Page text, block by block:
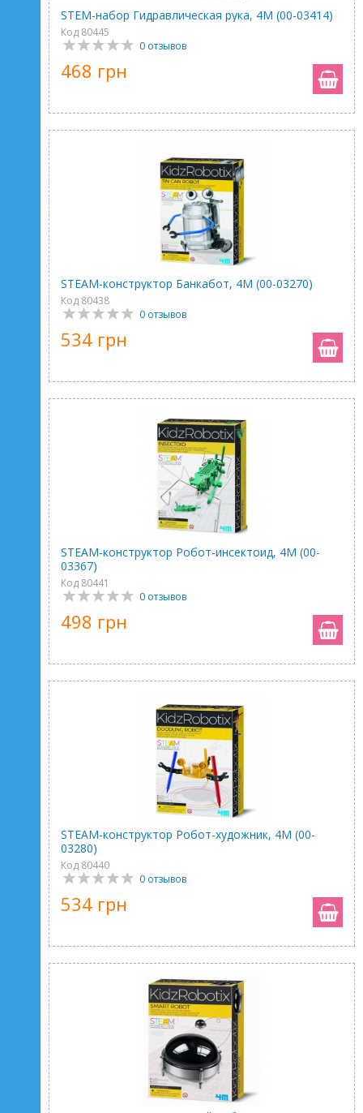
STEM-набор Гидравлическая рука, 4М (00-03414)
Код 80445
0 отзывов
468 грн
STEAM-конструктор Банкабот, 4M (00-03270)
Код 80438
0 отзывов
534 грн
STEAM-конструктор Робот-инсектоид, 4M (00-
03367)
Код 80441
0 отзывов
498 грн
STEAM-конструктор Робот-художник, 4M (00-
03280)
Код 80440
0 отзывов
534 грн